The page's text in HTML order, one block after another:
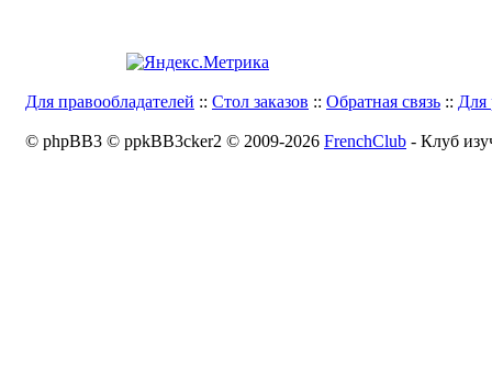
Для правообладателей :: Стол заказов :: Обратная связь :: Для
© phpBB3 © ppkBB3cker2 © 2009-2026 FrenchClub - Клуб